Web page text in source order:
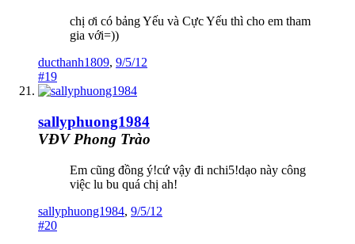
chị ơi có bảng Yếu và Cực Yếu thì cho em tham
gia với=))
ducthanh1809, 9/5/12
#19
sallyphuong1984
VĐV Phong Trào
Em cũng đồng ý!cứ vậy đi nchi5!dạo này công
việc lu bu quá chị ah!
sallyphuong1984, 9/5/12
#20